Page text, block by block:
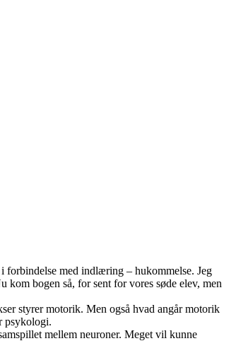
forbindelse med indlæring – hukommelse. Jeg
kom bogen så, for sent for vores søde elev, men
styrer motorik. Men også hvad angår motorik
psykologi.
mellem neuroner. Meget vil kunne